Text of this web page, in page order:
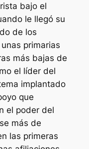
bajo el
le llegó su
de los
primarias
más bajas de
el líder del
implantado
que
el poder del
más de
las primeras